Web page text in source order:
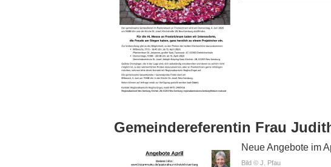
Gemeindereferentin Frau
Neue Angebote im
Bild © J. Pfau